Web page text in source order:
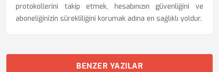
protokollerini takip etmek, hesabınızın güvenliğini ve
aboneliğinizin sürekliliğini korumak adına en sağlıklı yoldur.
BENZER YAZILAR